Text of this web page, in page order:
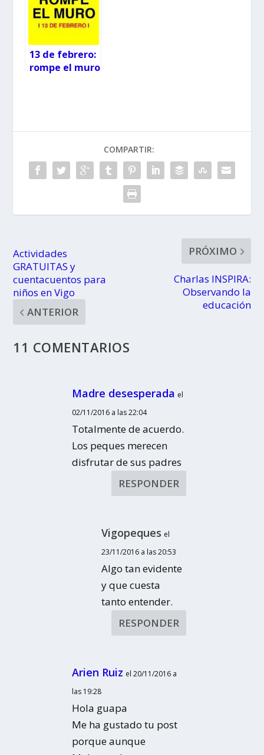
13 de febrero:
rompe el muro
COMPARTIR:
Actividades
GRATUITAS y
cuentacuentos para
niños en Vigo
ANTERIOR
PRÓXIMO
Charlas INSPIRA:
Observando la
educación
11 COMENTARIOS
Madre desesperada el
02/11/2016 a las 22:04
Totalmente de acuerdo.
Los peques merecen
disfrutar de sus padres
RESPONDER
Vigopeques el
23/11/2016 a las 20:53
Algo tan evidente
y que cuesta
tanto entender.
RESPONDER
Arien Ruiz el 20/11/2016 a
las 19:28
Hola guapa
Me ha gustado tu post
porque aunque